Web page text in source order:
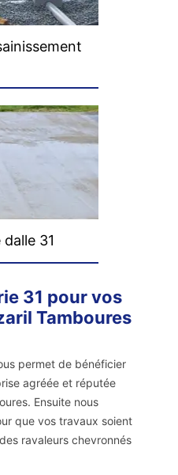
31
31 pour vos
Tamboures
permet de bénéficier
agréée et réputée
Ensuite nous
que vos travaux soient
ravaleurs chevronnés